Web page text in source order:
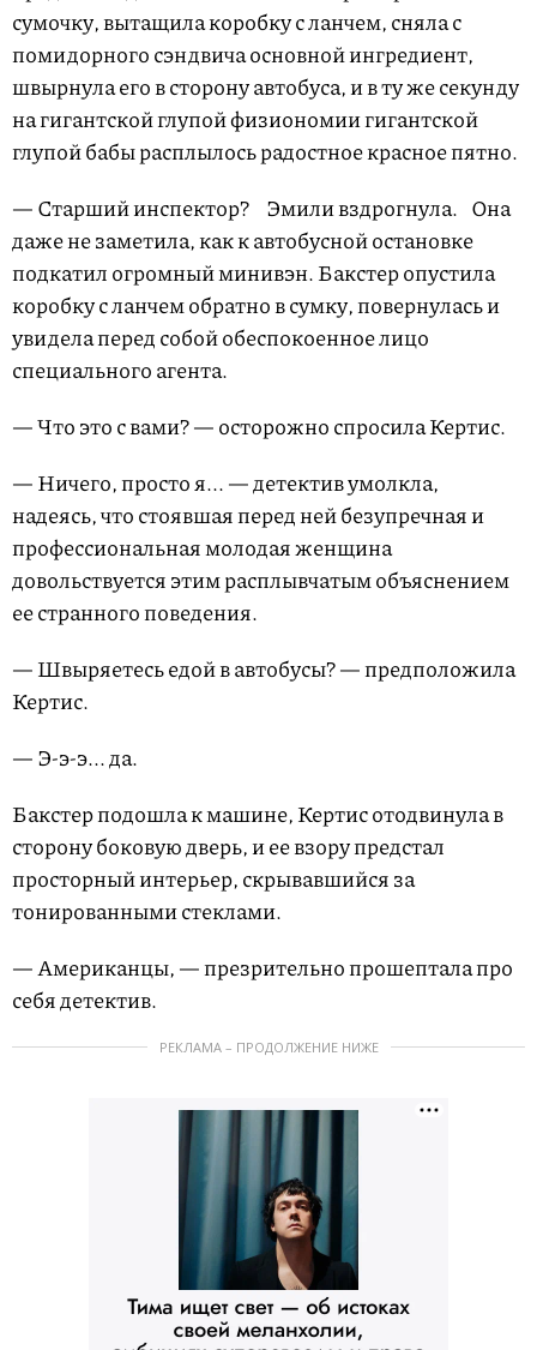
сумочку, вытащила коробку с ланчем, сняла с
помидорного сэндвича основной ингредиент,
швырнула его в сторону автобуса, и в ту же секунду
на гигантской глупой физиономии гигантской
глупой бабы расплылось радостное красное пятно.
— Старший инспектор? Эмили вздрогнула. Она
даже не заметила, как к автобусной остановке
подкатил огромный минивэн. Бакстер опустила
коробку с ланчем обратно в сумку, повернулась и
увидела перед собой обеспокоенное лицо
специального агента.
— Что это с вами? — осторожно спросила Кертис.
— Ничего, просто я... — детектив умолкла,
надеясь, что стоявшая перед ней безупречная и
профессиональная молодая женщина
довольствуется этим расплывчатым объяснением
ее странного поведения.
— Швыряетесь едой в автобусы? — предположила
Кертис.
— Э-э-э... да.
Бакстер подошла к машине, Кертис отодвинула в
сторону боковую дверь, и ее взору предстал
просторный интерьер, скрывавшийся за
тонированными стеклами.
— Американцы, — презрительно прошептала про
себя детектив.
РЕКЛАМА – ПРОДОЛЖЕНИЕ НИЖЕ